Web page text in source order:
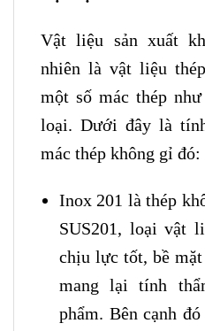
Vật liệu sản xuất
nhiên là vật liệu
một số mác thép
loại. Dưới đây là
mác thép không gỉ đó:
Inox 201 là thép
SUS201, loại vật
chịu lực tốt, bề mặt
mang lại tính
phẩm. Bên cạnh